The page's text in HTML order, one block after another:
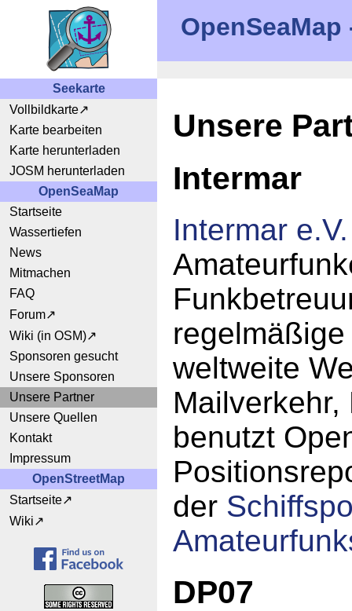
Seekarte
Vollbildkarte
Karte bearbeiten
Karte herunterladen
JOSM herunterladen
OpenSeaMap
Startseite
Wassertiefen
News
Mitmachen
FAQ
Forum
Wiki (in OSM)
Sponsoren gesucht
Unsere Sponsoren
Unsere Partner
Unsere Quellen
Kontakt
Impressum
OpenStreetMap
Startseite
Wiki
Unsere
Intermar
Intermar e.V.
weltweite
benutzt
der
DP07